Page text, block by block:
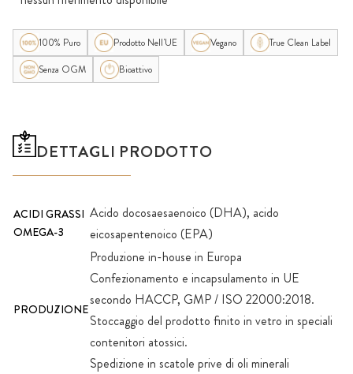
100% Puro Prodotto Nell'UE Vegano
True Clean Label
Senza OGM
Bioattivo
DETTAGLI PRODOTTO
ACIDI GRASSI
OMEGA-3
Acido docosaesaenoico (DHA), acido
eicosapentenoico (EPA)
PRODUZIONE
Produzione in-house in Europa
Confezionamento e incapsulamento in UE
secondo HACCP, GMP / ISO 22000:2018.
Stoccaggio del prodotto finito in vetro in speciali
contenitori atossici.
Spedizione in scatole prive di oli minerali